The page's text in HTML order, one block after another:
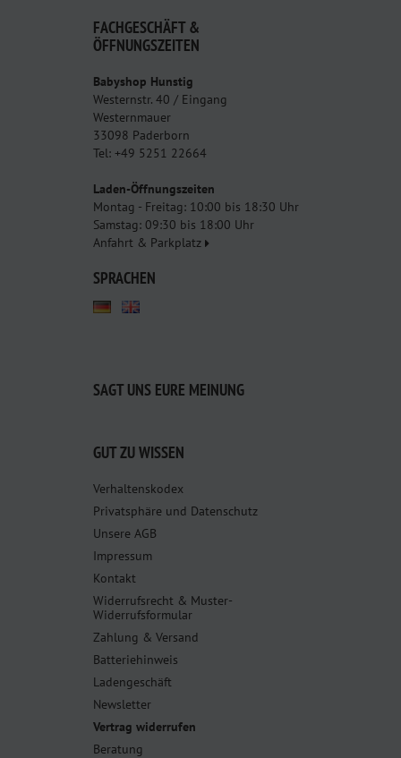
FACHGESCHÄFT &
ÖFFNUNGSZEITEN
Babyshop Hunstig
Westernstr. 40 / Eingang
Westernmauer
33098 Paderborn
Tel: +49 5251 22664
Laden-Öffnungszeiten
Montag - Freitag: 10:00 bis 18:30 Uhr
Samstag: 09:30 bis 18:00 Uhr
Anfahrt & Parkplatz
SPRACHEN
SAGT UNS EURE MEINUNG
GUT ZU WISSEN
Verhaltenskodex
Privatsphäre und Datenschutz
Unsere AGB
Impressum
Kontakt
Widerrufsrecht & Muster-
Widerrufsformular
Zahlung & Versand
Batteriehinweis
Ladengeschäft
Newsletter
Vertrag widerrufen
Beratung